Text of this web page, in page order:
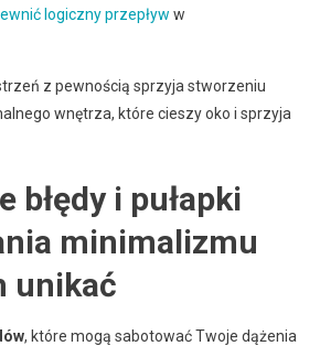
logiczny przepływ w
z pewnością sprzyja stworzeniu
wnętrza, które cieszy oko i sprzyja
błędy i pułapki
minimalizmu
unikać
, które mogą sabotować Twoje dążenia